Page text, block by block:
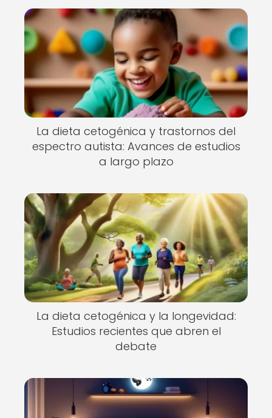
La dieta cetogénica y trastornos del
espectro autista: Avances de estudios
a largo plazo
La dieta cetogénica y la longevidad:
Estudios recientes que abren el
debate